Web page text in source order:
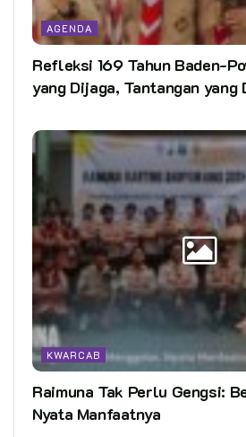
AGENDA
Refleksi 169 Tahun Baden-
yang Dijaga, Tantangan yang
KWARCAB
Raimuna Tak Perlu Gengsi:
Nyata Manfaatnya